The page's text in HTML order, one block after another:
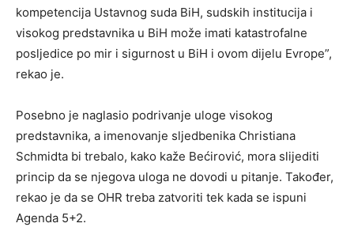
kompetencija Ustavnog suda BiH, sudskih institucija i
visokog predstavnika u BiH može imati katastrofalne
posljedice po mir i sigurnost u BiH i ovom dijelu Evrope”,
rekao je.
Posebno je naglasio podrivanje uloge visokog
predstavnika, a imenovanje sljedbenika Christiana
Schmidta bi trebalo, kako kaže Bećirović, mora slijediti
princip da se njegova uloga ne dovodi u pitanje. Također,
rekao je da se OHR treba zatvoriti tek kada se ispuni
Agenda 5+2.